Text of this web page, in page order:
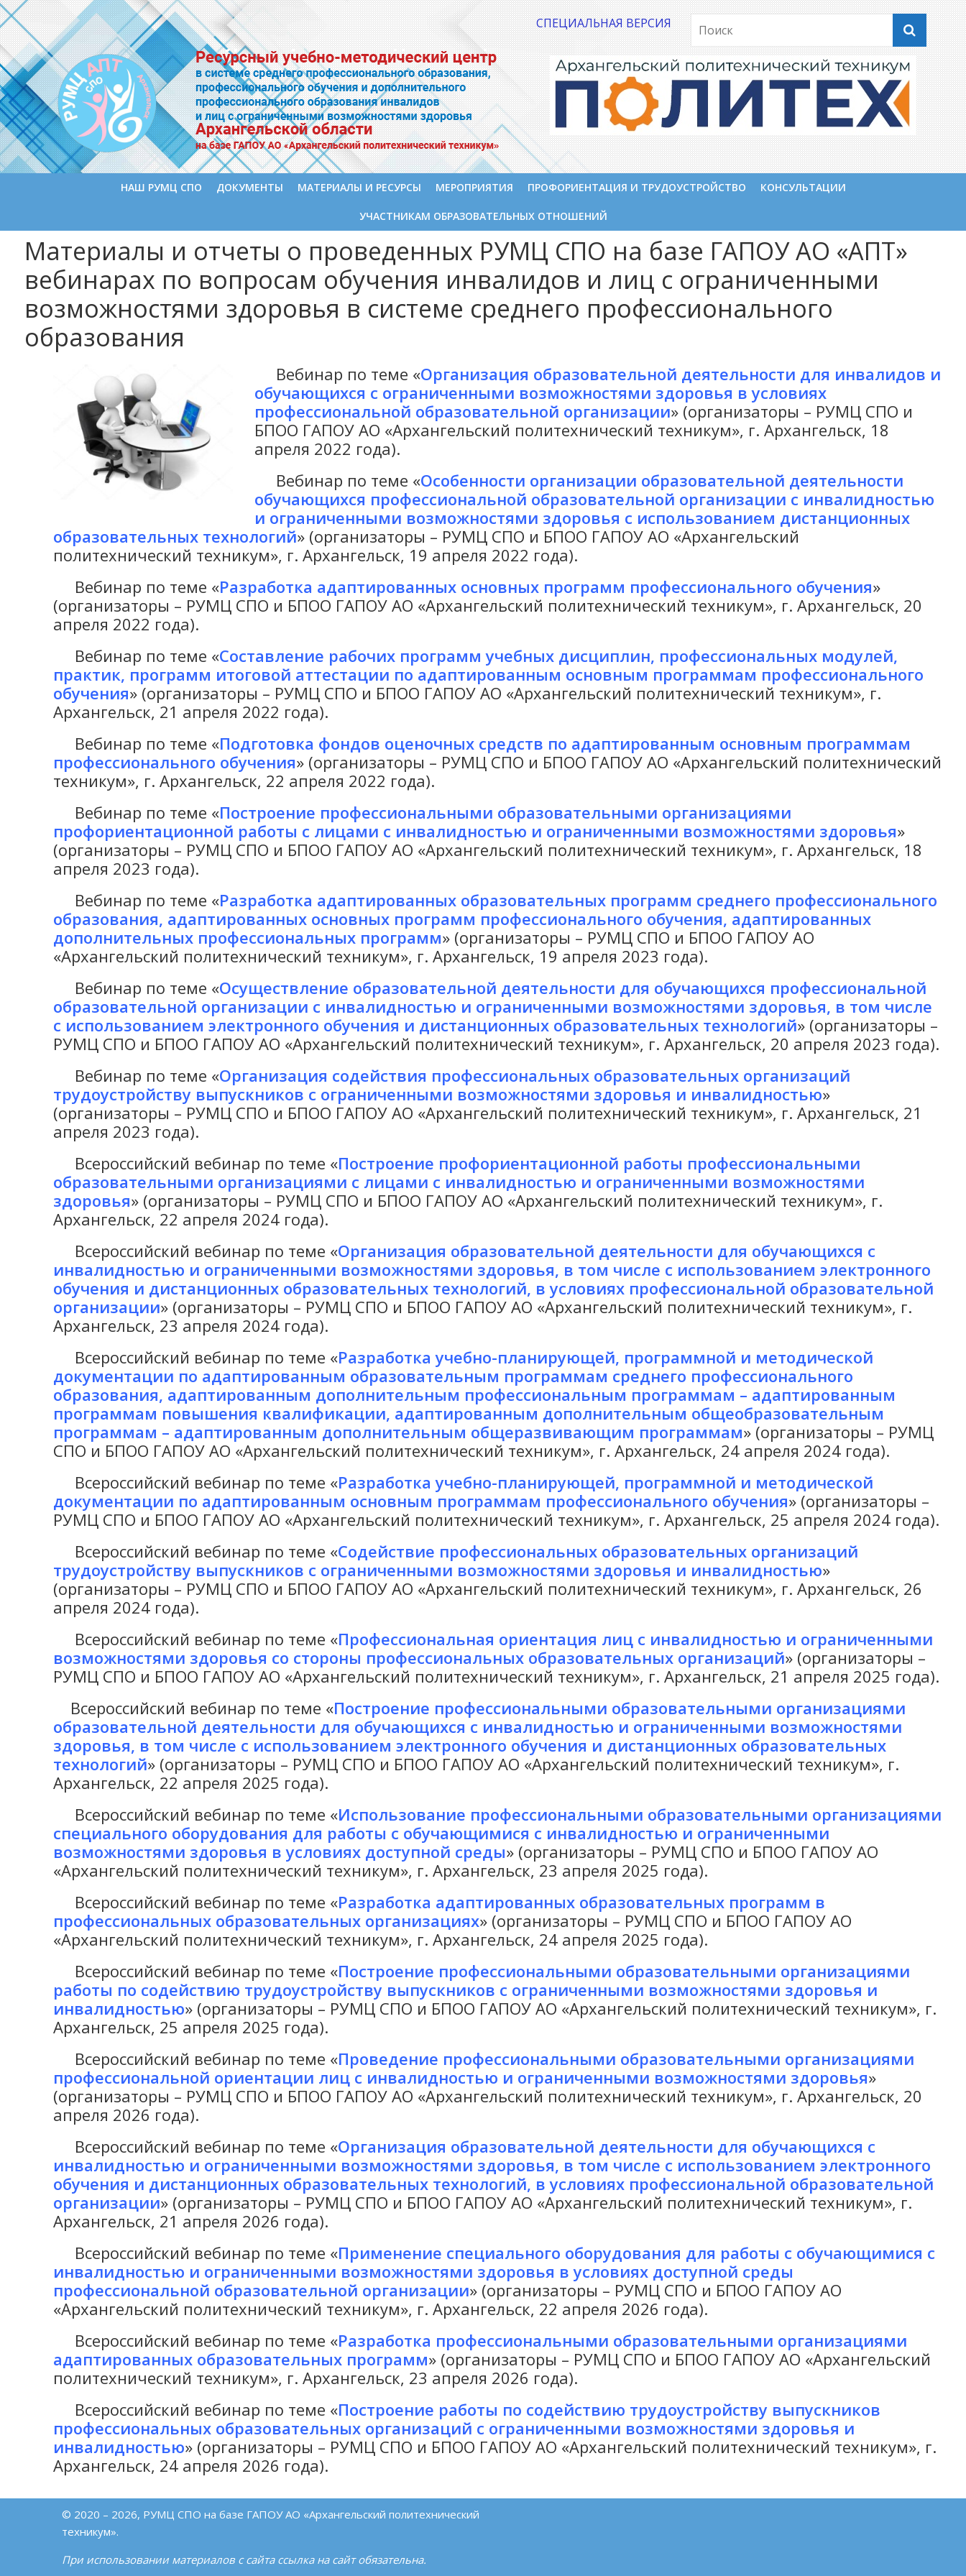
СПЕЦИАЛЬНАЯ ВЕРСИЯ
НАШ РУМЦ СПО ДОКУМЕНТЫ МАТЕРИАЛЫ И РЕСУРСЫ МЕРОПРИЯТИЯ ПРОФОРИЕНТАЦИЯ И ТРУДОУСТРОЙСТВО КОНСУЛЬТАЦИИ
УЧАСТНИКАМ ОБРАЗОВАТЕЛЬНЫХ ОТНОШЕНИЙ
Материалы и отчеты о проведенных РУМЦ СПО на базе ГАПОУ АО «АПТ»
вебинарах по вопросам обучения инвалидов и лиц с ограниченными
возможностями здоровья в системе среднего профессионального
образования
Вебинар по теме «Организация образовательной деятельности для инвалидов и
обучающихся с ограниченными возможностями здоровья в условиях
профессиональной образовательной организации» (организаторы – РУМЦ СПО и
БПОО ГАПОУ АО «Архангельский политехнический техникум», г. Архангельск, 18
апреля 2022 года).
Вебинар по теме «Особенности организации образовательной деятельности
обучающихся профессиональной образовательной организации с инвалидностью
и ограниченными возможностями здоровья с использованием дистанционных
образовательных технологий» (организаторы – РУМЦ СПО и БПОО ГАПОУ АО «Архангельский
политехнический техникум», г. Архангельск, 19 апреля 2022 года).
Вебинар по теме «Разработка адаптированных основных программ профессионального обучения»
(организаторы – РУМЦ СПО и БПОО ГАПОУ АО «Архангельский политехнический техникум», г. Архангельск, 20
апреля 2022 года).
Вебинар по теме «Составление рабочих программ учебных дисциплин, профессиональных модулей,
практик, программ итоговой аттестации по адаптированным основным программам профессионального
обучения» (организаторы – РУМЦ СПО и БПОО ГАПОУ АО «Архангельский политехнический техникум», г.
Архангельск, 21 апреля 2022 года).
Вебинар по теме «Подготовка фондов оценочных средств по адаптированным основным программам
профессионального обучения» (организаторы – РУМЦ СПО и БПОО ГАПОУ АО «Архангельский политехнический
техникум», г. Архангельск, 22 апреля 2022 года).
Вебинар по теме «Построение профессиональными образовательными организациями
профориентационной работы с лицами с инвалидностью и ограниченными возможностями здоровья»
(организаторы – РУМЦ СПО и БПОО ГАПОУ АО «Архангельский политехнический техникум», г. Архангельск, 18
апреля 2023 года).
Вебинар по теме «Разработка адаптированных образовательных программ среднего профессионального
образования, адаптированных основных программ профессионального обучения, адаптированных
дополнительных профессиональных программ» (организаторы – РУМЦ СПО и БПОО ГАПОУ АО
«Архангельский политехнический техникум», г. Архангельск, 19 апреля 2023 года).
Вебинар по теме «Осуществление образовательной деятельности для обучающихся профессиональной
образовательной организации с инвалидностью и ограниченными возможностями здоровья, в том числе
с использованием электронного обучения и дистанционных образовательных технологий» (организаторы –
РУМЦ СПО и БПОО ГАПОУ АО «Архангельский политехнический техникум», г. Архангельск, 20 апреля 2023 года).
Вебинар по теме «Организация содействия профессиональных образовательных организаций
трудоустройству выпускников с ограниченными возможностями здоровья и инвалидностью»
(организаторы – РУМЦ СПО и БПОО ГАПОУ АО «Архангельский политехнический техникум», г. Архангельск, 21
апреля 2023 года).
Всероссийский вебинар по теме «Построение профориентационной работы профессиональными
образовательными организациями с лицами с инвалидностью и ограниченными возможностями
здоровья» (организаторы – РУМЦ СПО и БПОО ГАПОУ АО «Архангельский политехнический техникум», г.
Архангельск, 22 апреля 2024 года).
Всероссийский вебинар по теме «Организация образовательной деятельности для обучающихся с
инвалидностью и ограниченными возможностями здоровья, в том числе с использованием электронного
обучения и дистанционных образовательных технологий, в условиях профессиональной образовательной
организации» (организаторы – РУМЦ СПО и БПОО ГАПОУ АО «Архангельский политехнический техникум», г.
Архангельск, 23 апреля 2024 года).
Всероссийский вебинар по теме «Разработка учебно-планирующей, программной и методической
документации по адаптированным образовательным программам среднего профессионального
образования, адаптированным дополнительным профессиональным программам – адаптированным
программам повышения квалификации, адаптированным дополнительным общеобразовательным
программам – адаптированным дополнительным общеразвивающим программам» (организаторы – РУМЦ
СПО и БПОО ГАПОУ АО «Архангельский политехнический техникум», г. Архангельск, 24 апреля 2024 года).
Всероссийский вебинар по теме «Разработка учебно-планирующей, программной и методической
документации по адаптированным основным программам профессионального обучения» (организаторы –
РУМЦ СПО и БПОО ГАПОУ АО «Архангельский политехнический техникум», г. Архангельск, 25 апреля 2024 года).
Всероссийский вебинар по теме «Содействие профессиональных образовательных организаций
трудоустройству выпускников с ограниченными возможностями здоровья и инвалидностью»
(организаторы – РУМЦ СПО и БПОО ГАПОУ АО «Архангельский политехнический техникум», г. Архангельск, 26
апреля 2024 года).
Всероссийский вебинар по теме «Профессиональная ориентация лиц с инвалидностью и ограниченными
возможностями здоровья со стороны профессиональных образовательных организаций» (организаторы –
РУМЦ СПО и БПОО ГАПОУ АО «Архангельский политехнический техникум», г. Архангельск, 21 апреля 2025 года).
Всероссийский вебинар по теме «Построение профессиональными образовательными организациями
образовательной деятельности для обучающихся с инвалидностью и ограниченными возможностями
здоровья, в том числе с использованием электронного обучения и дистанционных образовательных
технологий» (организаторы – РУМЦ СПО и БПОО ГАПОУ АО «Архангельский политехнический техникум», г.
Архангельск, 22 апреля 2025 года).
Всероссийский вебинар по теме «Использование профессиональными образовательными организациями
специального оборудования для работы с обучающимися с инвалидностью и ограниченными
возможностями здоровья в условиях доступной среды» (организаторы – РУМЦ СПО и БПОО ГАПОУ АО
«Архангельский политехнический техникум», г. Архангельск, 23 апреля 2025 года).
Всероссийский вебинар по теме «Разработка адаптированных образовательных программ в
профессиональных образовательных организациях» (организаторы – РУМЦ СПО и БПОО ГАПОУ АО
«Архангельский политехнический техникум», г. Архангельск, 24 апреля 2025 года).
Всероссийский вебинар по теме «Построение профессиональными образовательными организациями
работы по содействию трудоустройству выпускников с ограниченными возможностями здоровья и
инвалидностью» (организаторы – РУМЦ СПО и БПОО ГАПОУ АО «Архангельский политехнический техникум», г.
Архангельск, 25 апреля 2025 года).
Всероссийский вебинар по теме «Проведение профессиональными образовательными организациями
профессиональной ориентации лиц с инвалидностью и ограниченными возможностями здоровья»
(организаторы – РУМЦ СПО и БПОО ГАПОУ АО «Архангельский политехнический техникум», г. Архангельск, 20
апреля 2026 года).
Всероссийский вебинар по теме «Организация образовательной деятельности для обучающихся с
инвалидностью и ограниченными возможностями здоровья, в том числе с использованием электронного
обучения и дистанционных образовательных технологий, в условиях профессиональной образовательной
организации» (организаторы – РУМЦ СПО и БПОО ГАПОУ АО «Архангельский политехнический техникум», г.
Архангельск, 21 апреля 2026 года).
Всероссийский вебинар по теме «Применение специального оборудования для работы с обучающимися с
инвалидностью и ограниченными возможностями здоровья в условиях доступной среды
профессиональной образовательной организации» (организаторы – РУМЦ СПО и БПОО ГАПОУ АО
«Архангельский политехнический техникум», г. Архангельск, 22 апреля 2026 года).
Всероссийский вебинар по теме «Разработка профессиональными образовательными организациями
адаптированных образовательных программ» (организаторы – РУМЦ СПО и БПОО ГАПОУ АО «Архангельский
политехнический техникум», г. Архангельск, 23 апреля 2026 года).
Всероссийский вебинар по теме «Построение работы по содействию трудоустройству выпускников
профессиональных образовательных организаций с ограниченными возможностями здоровья и
инвалидностью» (организаторы – РУМЦ СПО и БПОО ГАПОУ АО «Архангельский политехнический техникум», г.
Архангельск, 24 апреля 2026 года).
© 2020 – 2026, РУМЦ СПО на базе ГАПОУ АО «Архангельский политехнический
техникум».
При использовании материалов с сайта ссылка на сайт обязательна.